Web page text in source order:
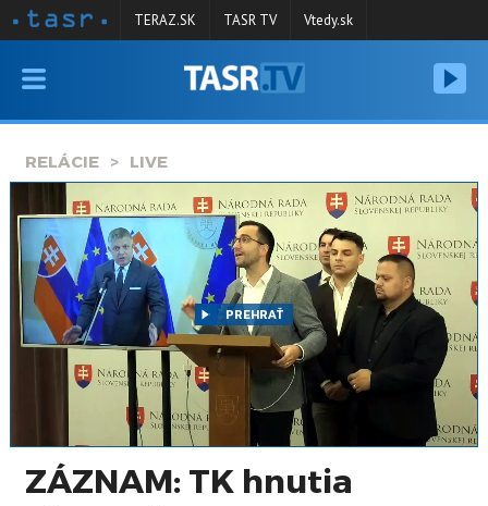
VYSIELANIE
SPRAVODAJSTVO
KONTAKT
ARCHÍV
TERAZ.SK TASR TV Vtedy.sk
RELÁCIE LIVE
PREHRAŤ
ZÁZNAM: TK hnutia